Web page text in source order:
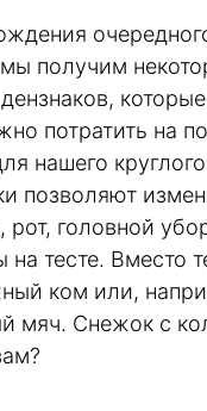
получим
потратить на
нашего
позволяют
рот, головной
на тесте. Вместо
ком или,
мяч. Снежок с